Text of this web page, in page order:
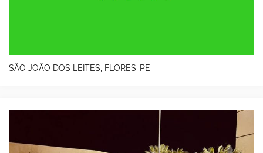
SÃO JOÃO DOS LEITES, FLORES-PE